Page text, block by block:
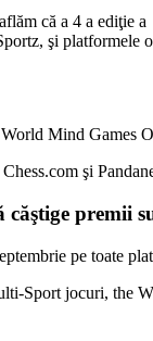
că a 4 a ediţie
şi
Mind Games
şi
premii
pe toate
Sport jocuri, the